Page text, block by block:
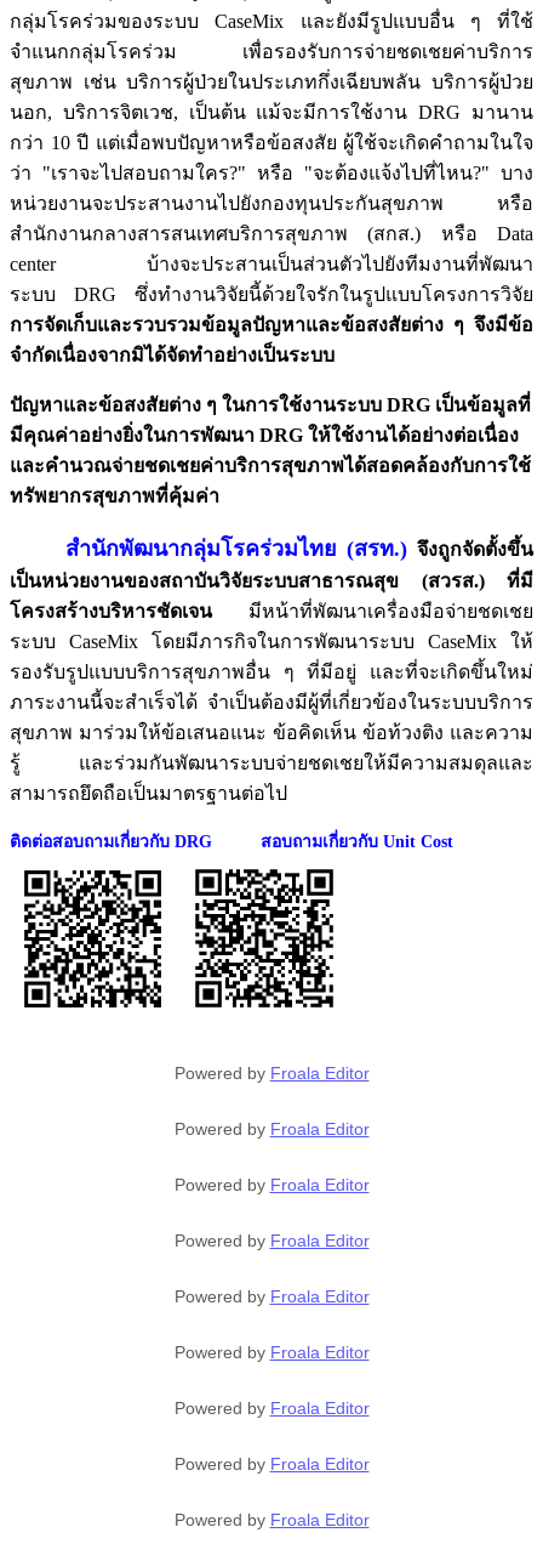
กลุ่มโรคร่วมของระบบCaseMix และยังมีรูปแบบอื่น ๆ ที่ใช้
จำแนกกลุ่มโรคร่วม เพื่อรองรับการจ่ายชดเชยค่าบริการ
สุขภาพ เช่น บริการผู้ป่วยในประเภทกึ่งเฉียบพลัน บริการผู้ป่วย
นอก, บริการจิตเวช, เป็นต้น แม้จะมีการใช้งานDRG มานาน
กว่า 10 ปี แต่เมื่อพบปัญหาหรือข้อสงสัย ผู้ใช้จะเกิดคำถามในใจ
ว่า "เราจะไปสอบถามใคร?" หรือ "จะต้องแจ้งไปที่ไหน?" บาง
หน่วยงานจะประสานงานไปยังกองทุนประกันสุขภาพ หรือ
สำนักงานกลางสารสนเทศบริการสุขภาพ (สกส.) หรือ Data
center บ้างจะประสานเป็นส่วนตัวไปยังทีมงานที่พัฒนา
ระบบ DRG ซึ่งทำงานวิจัยนี้ด้วยใจรักในรูปแบบโครงการวิจัย
การจัดเก็บและรวบรวมข้อมูลปัญหาและข้อสงสัยต่าง ๆ จึงมีข้อ
จำกัดเนื่องจากมิได้จัดทำอย่างเป็นระบบ
ปัญหาและข้อสงสัยต่าง ๆ ในการใช้งานระบบ DRG เป็นข้อมูลที่
มีคุณค่าอย่างยิ่งในการพัฒนา DRG ให้ใช้งานได้อย่างต่อเนื่อง
และคำนวณจ่ายชดเชยค่าบริการสุขภาพได้สอดคล้องกับการใช้
ทรัพยากรสุขภาพที่คุ้มค่า
สำนักพัฒนากลุ่มโรคร่วมไทย (สรท.) จึงถูกจัดตั้งขึ้น
เป็นหน่วยงานของสถาบันวิจัยระบบสาธารณสุข (สวรส.) ที่มี
โครงสร้างบริหารชัดเจน
มีหน้าที่พัฒนาเครื่องมือจ่ายชดเชย
ระบบ CaseMix โดยมีภารกิจในการพัฒนาระบบ CaseMix ให้
รองรับรูปแบบบริการสุขภาพอื่น ๆ ที่มีอยู่ และที่จะเกิดขึ้นใหม่
ภาระงานนี้จะสำเร็จได้ จำเป็นต้องมีผู้ที่เกี่ยวข้องในระบบบริการ
สุขภาพ มาร่วมให้ข้อเสนอแนะ ข้อคิดเห็น ข้อท้วงติง และความ
รู้ และร่วมกันพัฒนาระบบจ่ายชดเชยให้มีความสมดุลและ
สามารถยึดถือเป็นมาตรฐานต่อไป
ติดต่อสอบถามเกี่ยวกับ DRG สอบถามเกี่ยวกับ Unit Cost
Powered by Froala Editor
Powered by Froala Editor
Powered by Froala Editor
Powered by Froala Editor
Powered by Froala Editor
Powered by Froala Editor
Powered by Froala Editor
Powered by Froala Editor
Powered by Froala Editor